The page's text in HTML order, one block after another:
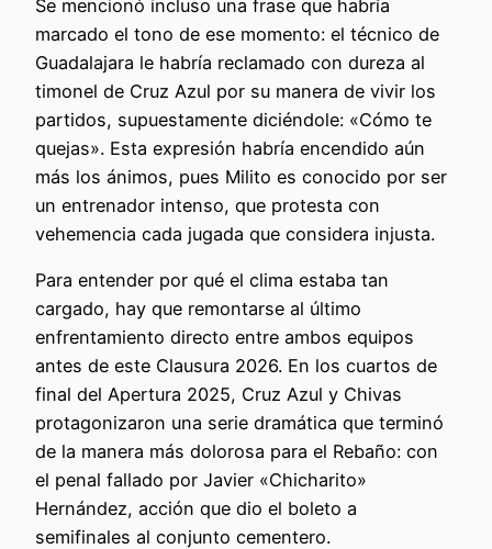
Se mencionó incluso una frase que habría
marcado el tono de ese momento: el técnico de
Guadalajara le habría reclamado con dureza al
timonel de Cruz Azul por su manera de vivir los
partidos, supuestamente diciéndole: «Cómo te
quejas». Esta expresión habría encendido aún
más los ánimos, pues Milito es conocido por ser
un entrenador intenso, que protesta con
vehemencia cada jugada que considera injusta.
Para entender por qué el clima estaba tan
cargado, hay que remontarse al último
enfrentamiento directo entre ambos equipos
antes de este Clausura 2026. En los cuartos de
final del Apertura 2025, Cruz Azul y Chivas
protagonizaron una serie dramática que terminó
de la manera más dolorosa para el Rebaño: con
el penal fallado por Javier «Chicharito»
Hernández, acción que dio el boleto a
semifinales al conjunto cementero.